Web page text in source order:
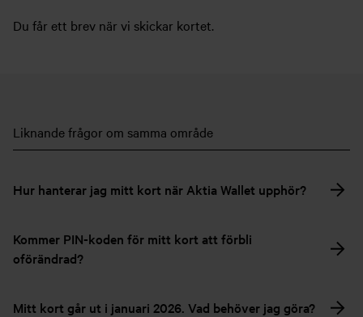
Du får ett brev när vi skickar kortet.
Liknande frågor om samma område
Hur hanterar jag mitt kort när Aktia Wallet upphör?
Kommer PIN-koden för mitt kort att förbli
oförändrad?
Mitt kort går ut i januari 2026. Vad behöver jag göra?